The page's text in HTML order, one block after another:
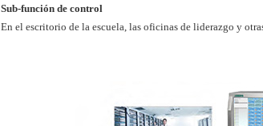
Sub-función de control
En el escritorio de la escuela, las oficinas de liderazgo y